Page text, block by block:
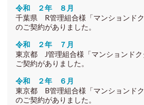
令和 ２年 ８月
千葉県 R管理組合様 「マンションド
のご契約がありました。
令和 ２年 ７月
東京都 J管理組合様 「マンションド
ご契約がありました。
令和 ２年 ６月
東京都 B管理組合様 「マンションド
のご契約がありました。